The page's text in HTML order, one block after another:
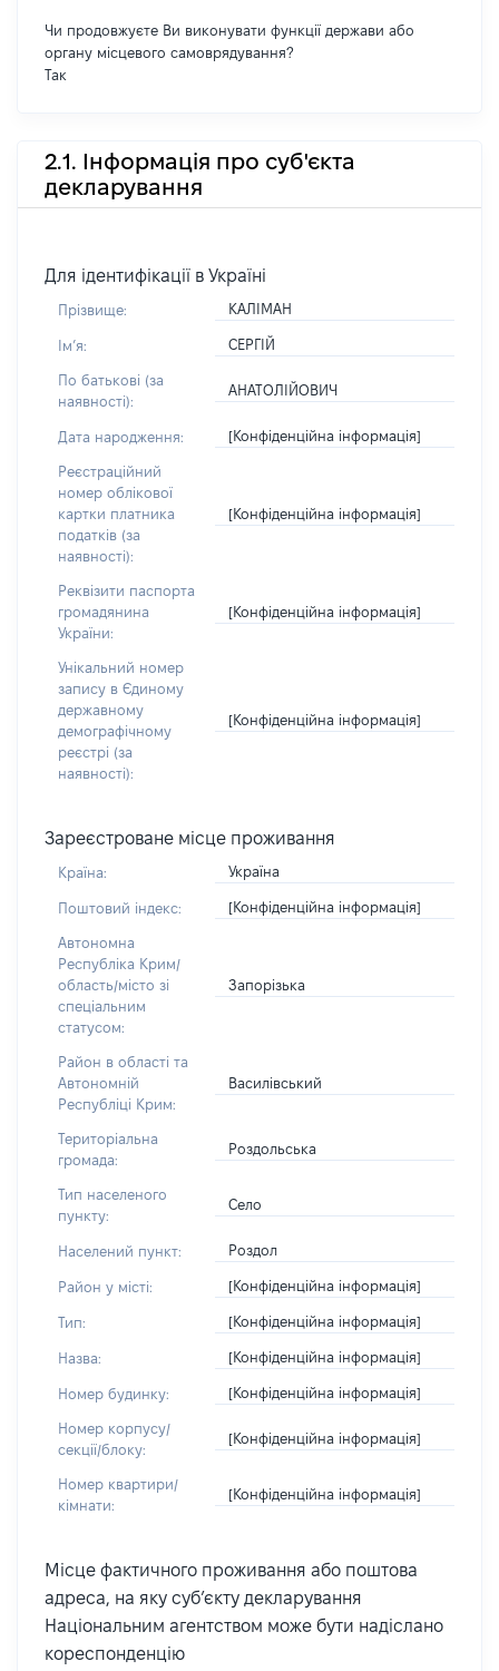
Чи продовжуєте Ви виконувати функції держави або
органу місцевого самоврядування?
Так
2.1. Інформація про суб'єкта
декларування
Для ідентифікації в Україні
Прізвище: КАЛІМАН
Імʼя: СЕРГІЙ
По батькові (за
наявності):
АНАТОЛІЙОВИЧ
Дата народження: [Конфіденційна інформація]
Реєстраційний
номер облікової
картки платника
податків (за
наявності):
[Конфіденційна інформація]
Реквізити паспорта
громадянина
України:
[Конфіденційна інформація]
Унікальний номер
запису в Єдиному
державному
демографічному
реєстрі (за
наявності):
[Конфіденційна інформація]
Зареєстроване місце проживання
Країна: Україна
Поштовий індекс: [Конфіденційна інформація]
Автономна
Республіка Крим/
область/місто зі
спеціальним
статусом:
Запорізька
Район в області та
Автономній
Республіці Крим:
Василівський
Територіальна
громада:
Роздольська
Тип населеного
пункту:
Село
Населений пункт: Роздол
Район у місті: [Конфіденційна інформація]
Тип: [Конфіденційна інформація]
Назва: [Конфіденційна інформація]
Номер будинку: [Конфіденційна інформація]
Номер корпусу/
секції/блоку:
[Конфіденційна інформація]
Номер квартири/
кімнати:
[Конфіденційна інформація]
Місце фактичного проживання або поштова
адреса, на яку суб’єкту декларування
Національним агентством може бути надіслано
кореспонденцію